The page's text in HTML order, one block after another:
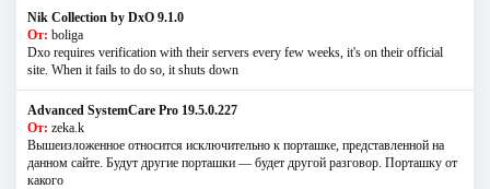
Nik Collection by DxO 9.1.0
От: boliga
Dxo requires verification with their servers every few weeks, it's on their official
site. When it fails to do so, it shuts down
Advanced SystemCare Pro 19.5.0.227
От: zeka.k
Вышеизложенное относится исключительно к порташке, представленной на
данном сайте. Будут другие порташки — будет другой разговор. Порташку от
какого